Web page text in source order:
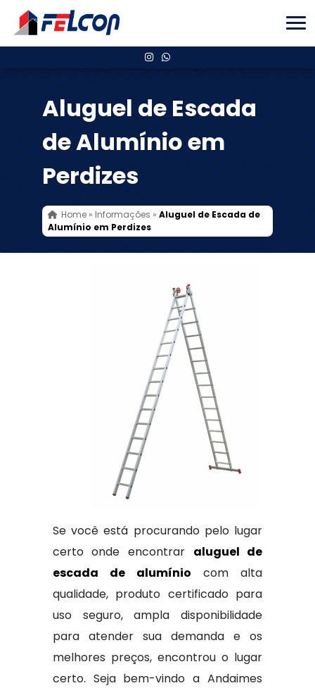
Aluguel de Escada
de Alumínio em
Perdizes
Home» Informações » Aluguel de Escada de
Alumínio em Perdizes
Se você está procurando pelo lugar
certo onde encontrar aluguel de
escada de alumínio com alta
qualidade, produto certificado para
uso seguro, ampla disponibilidade
para atender sua demanda e os
melhores preços, encontrou o lugar
certo. Seja bem-vindo a Andaimes